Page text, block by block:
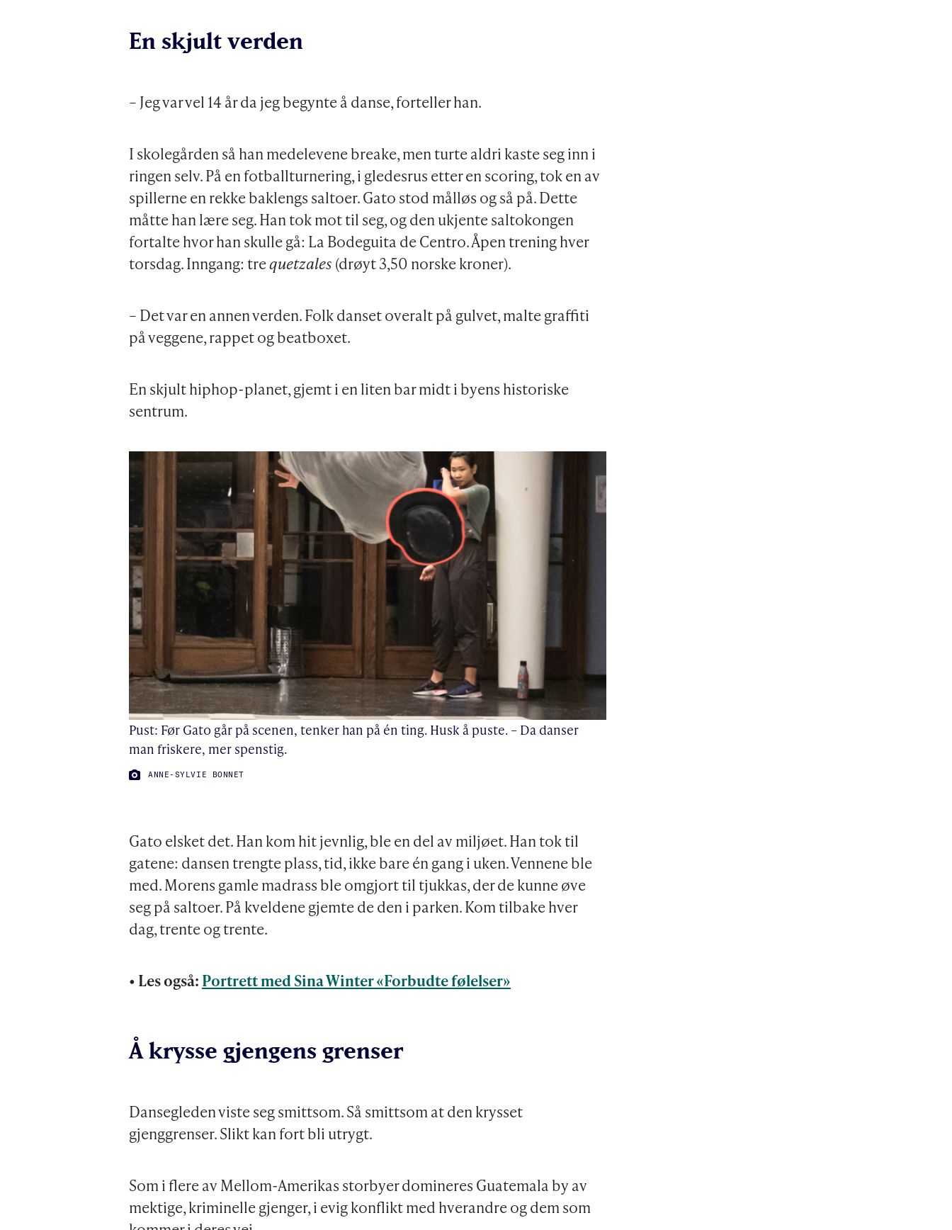
En skjult verden
– Jeg var vel 14 år da jeg begynte å danse, forteller han.
I skolegården så han medelevene breake, men turte aldri kaste seg inn i
ringen selv. På en fotballturnering, i gledesrus etter en scoring, tok en av
spillerne en rekke baklengs saltoer. Gato stod målløs og så på. Dette
måtte han lære seg. Han tok mot til seg, og den ukjente saltokongen
fortalte hvor han skulle gå: La Bodeguita de Centro. Åpen trening hver
torsdag. Inngang: trequetzales (drøyt 3,50 norske kroner).
– Det var en annen verden. Folk danset overalt på gulvet, malte graffiti
på veggene, rappet og beatboxet.
En skjult hiphop-planet, gjemt i en liten bar midt i byens historiske
sentrum.
Pust: Før Gato går på scenen, tenker han på én ting. Husk å puste. – Da danser
man friskere, mer spenstig.
FOTO:
ANNE-SYLVIE BONNET
Gato elsket det. Han kom hit jevnlig, ble en del av miljøet. Han tok til
gatene: dansen trengte plass, tid, ikke bare én gang i uken. Vennene ble
med. Morens gamle madrass ble omgjort til tjukkas, der de kunne øve
seg på saltoer. På kveldene gjemte de den i parken. Kom tilbake hver
dag, trente og trente.
• Les også: Portrett med Sina Winter «Forbudte følelser»
Å krysse gjengens grenser
Dansegleden viste seg smittsom. Så smittsom at den krysset
gjenggrenser. Slikt kan fort bli utrygt.
Som i flere av Mellom-Amerikas storbyer domineres Guatemala by av
mektige, kriminelle gjenger, i evig konflikt med hverandre og dem som